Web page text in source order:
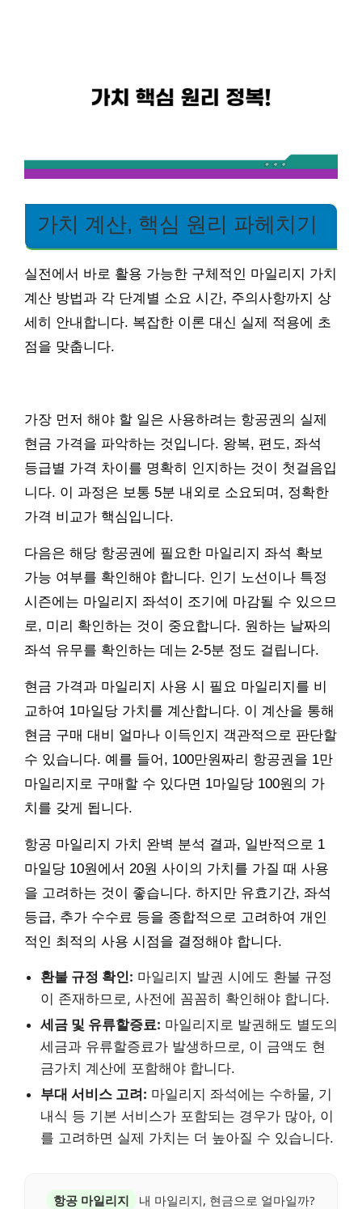
가치 계산, 핵심 원리 파헤치기
실전에서 바로 활용 가능한 구체적인 마일리지 가치
계산 방법과 각 단계별 소요 시간, 주의사항까지 상
세히 안내합니다. 복잡한 이론 대신 실제 적용에 초
점을 맞춥니다.
가장 먼저 해야 할 일은 사용하려는 항공권의 실제
현금 가격을 파악하는 것입니다. 왕복, 편도, 좌석
등급별 가격 차이를 명확히 인지하는 것이 첫걸음입
니다. 이 과정은 보통 5분 내외로 소요되며, 정확한
가격 비교가 핵심입니다.
다음은 해당 항공권에 필요한 마일리지 좌석 확보
가능 여부를 확인해야 합니다. 인기 노선이나 특정
시즌에는 마일리지 좌석이 조기에 마감될 수 있으므
로, 미리 확인하는 것이 중요합니다. 원하는 날짜의
좌석 유무를 확인하는 데는 2-5분 정도 걸립니다.
현금 가격과 마일리지 사용 시 필요 마일리지를 비
교하여 1마일당 가치를 계산합니다. 이 계산을 통해
현금 구매 대비 얼마나 이득인지 객관적으로 판단할
수 있습니다. 예를 들어, 100만원짜리 항공권을 1만
마일리지로 구매할 수 있다면 1마일당 100원의 가
치를 갖게 됩니다.
항공 마일리지 가치 완벽 분석 결과, 일반적으로 1
마일당 10원에서 20원 사이의 가치를 가질 때 사용
을 고려하는 것이 좋습니다. 하지만 유효기간, 좌석
등급, 추가 수수료 등을 종합적으로 고려하여 개인
적인 최적의 사용 시점을 결정해야 합니다.
환불 규정 확인: 마일리지 발권 시에도 환불 규정
이 존재하므로, 사전에 꼼꼼히 확인해야 합니다.
세금 및 유류할증료: 마일리지로 발권해도 별도의
세금과 유류할증료가 발생하므로, 이 금액도 현
금가치 계산에 포함해야 합니다.
부대 서비스 고려: 마일리지 좌석에는 수하물, 기
내식 등 기본 서비스가 포함되는 경우가 많아, 이
를 고려하면 실제 가치는 더 높아질 수 있습니다.
항공 마일리지
내 마일리지, 현금으로 얼마일까?